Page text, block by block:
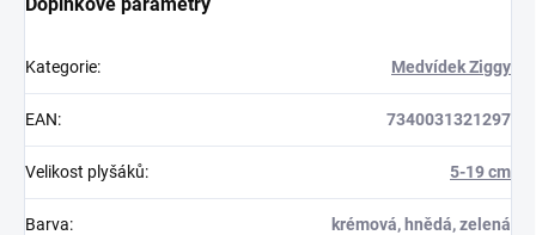
Kategorie: Medvídek Ziggy
EAN: 7340031321297
Velikost plyšáků: 5-19 cm
Barva: krémová, hnědá, zelená